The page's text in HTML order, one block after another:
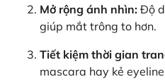
Mở rộng ánh nhìn: Độ
giúp mắt trông to hơn.
Tiết kiệm thời gian
mascara hay kẻ